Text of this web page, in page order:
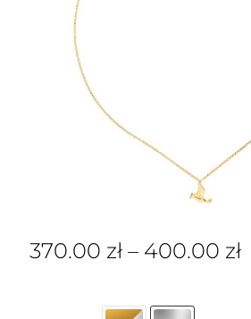
370.00 zł – 400.00 zł